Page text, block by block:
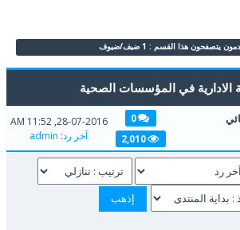
يتصفحون هذا القسم : 1 ضيف/ضيوف
0
2,010
28-07-2016, 11:52 AM
آخر رد:
admin